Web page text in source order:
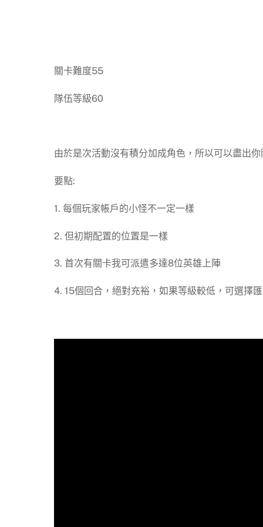
關卡難度55
隊伍等級60
由於是次活動沒有積分加成角色，所以可以盡出你
要點:
1. 每個玩家帳戶的小怪不一定一樣
2. 但初期配置的位置是一樣
3. 首次有關卡我可派遣多達8位英雄上陣
4. 15個回合，絕對充裕，如果等級較低，可選擇